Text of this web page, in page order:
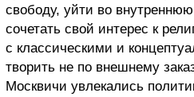
свободу, уйти во
сочетать свой интерес к
с классическими и
творить не по внешнему
Москвичи увлекались